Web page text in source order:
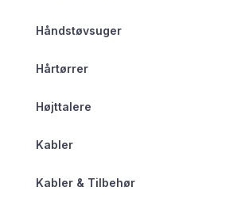
Håndstøvsuger
Hårtørrer
Højttalere
Kabler
Kabler & Tilbehør